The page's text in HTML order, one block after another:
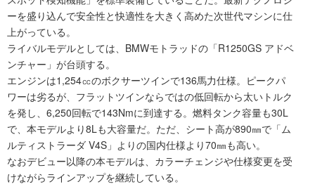
ーを盛り込んで安全性と快適性を大きく高めた次世代マシンに仕
上がっている。
ライバルモデルとしては、BMWモトラッドの「R1250GS アドベ
ンチャー」が台頭する。
エンジンは1,254㏄のボクサーツインで136馬力仕様。ピークパ
ワーは劣るが、フラットツインならではの低回転から太いトルク
を発し、6,250回転で143Nmに到達する。燃料タンク容量も30L
で、本モデルより8Lも大容量だ。ただ、シート高が890㎜で「ム
ルティストラーダ V4S」よりの国内仕様より70㎜も高い。
なおデビュー以降の本モデルは、カラーチェンジや仕様変更を受
けながらラインアップを継続している。